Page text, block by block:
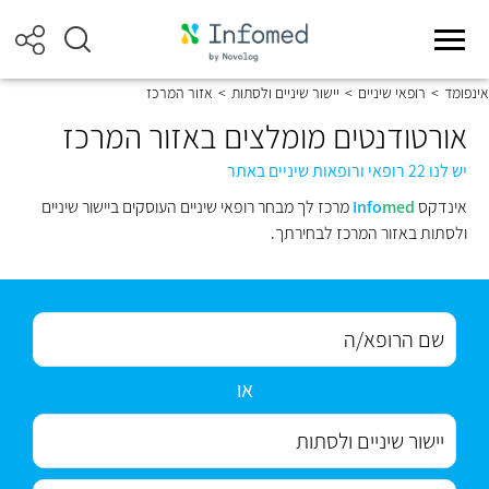
אינפומד > רופאי שיניים > יישור שיניים ולסתות > אזור המרכז
אורטודנטים מומלצים באזור המרכז
יש לנו 22 רופאי ורופאות שיניים באתר
אינדקס
Infomed
מרכז לך מבחר רופאי שיניים העוסקים ביישור שיניים
ולסתות באזור המרכז לבחירתך.
או